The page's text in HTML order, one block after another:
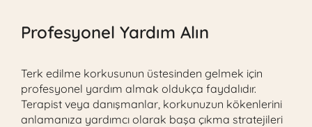
Profesyonel Yardım Alın
Terk edilme korkusunun üstesinden gelmek için
profesyonel yardım almak oldukça faydalıdır.
Terapist veya danışmanlar, korkunuzun kökenlerini
anlamanıza yardımcı olarak başa çıkma stratejileri